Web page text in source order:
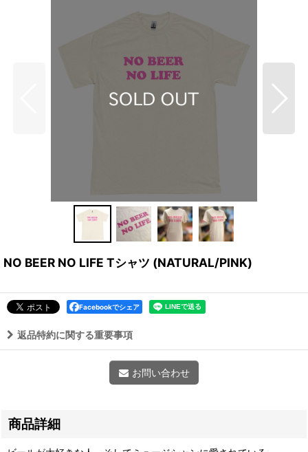
NO BEER NO LIFE Tシャツ (NATURAL/PINK)
Facebookでシェア
返品特約に関する重要事項
お問い合わせ
商品詳細